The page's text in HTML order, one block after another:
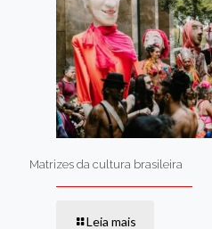
Matrizes da cultura brasileira
Leia mais